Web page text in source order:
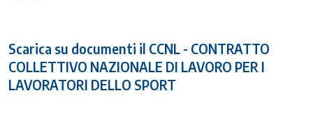
Scarica su documenti il CCNL - CONTRATTO
COLLETTIVO NAZIONALE DI LAVORO PER I
LAVORATORI DELLO SPORT